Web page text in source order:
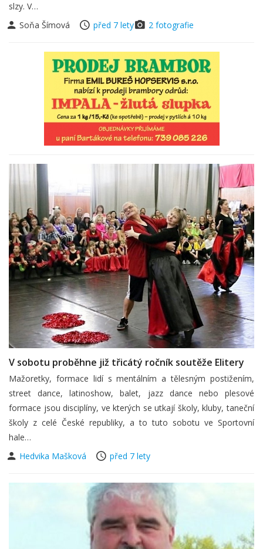
slzy. V…
Soňa Šímová
před 7 lety 2 fotografie
V sobotu proběhne již třicátý ročník soutěže Elitery
Mažoretky, formace lidí s mentálním a tělesným postižením,
street dance, latinoshow, balet, jazz dance nebo plesové
formace jsou disciplíny, ve kterých se utkají školy, kluby, taneční
školy z celé České republiky, a to tuto sobotu ve Sportovní
hale…
Hedvika Mašková
před 7 lety